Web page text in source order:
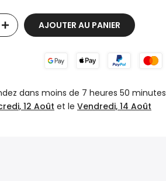
AJOUTER AU PANIER
dans moins de 7 heures 50 minutes
12 Août et le Vendredi, 14 Août